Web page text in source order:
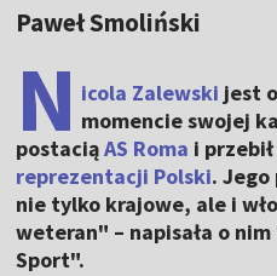
Paweł Smoliński
N icola Zalewski jest
momencie swojej
postaciąAS Roma i
reprezentacji Polski. Jego
nie tylko krajowe, ale i
weteran" – napisała o
Sport".